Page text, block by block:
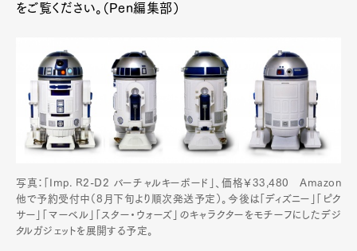
をご覧ください。（Pen編集部）
写真：「Imp. R2-D2 バーチャルキーボード」、価格￥33,480 Amazon
他で予約受付中（8月下旬より順次発送予定）。今後は「ディズニー」「ピク
サー」「マーベル」「スター・ウォーズ」のキャラクターをモチーフにしたデジ
タルガジェットを展開する予定。